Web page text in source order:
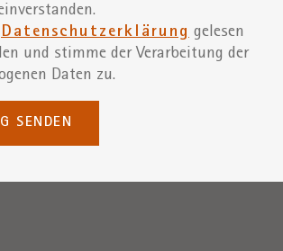
Datenschutzerklärung gelesen
und stimme der Verarbeitung der
Daten zu.
SENDEN